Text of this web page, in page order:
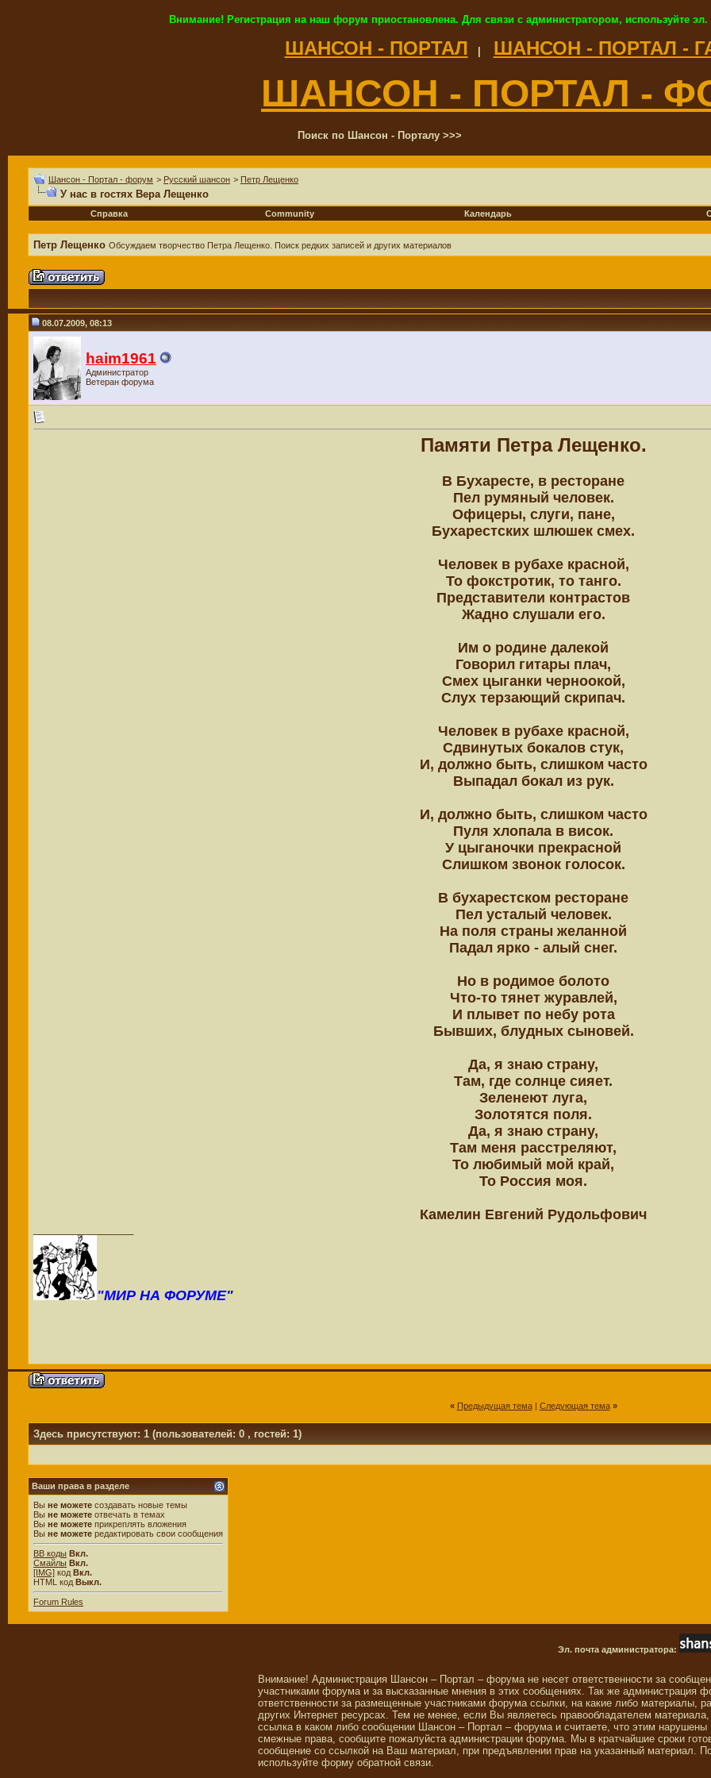
Внимание! Регистрация на наш форум приостановлена. Для связи с администратором, используйте эл.
ШАНСОН - ПОРТАЛ ШАНСОН - ПОРТАЛ -
ШАНСОН - ПОРТАЛ -
Поиск по Шансон - Порталу >>>
Шансон - Портал - форум > Русский шансон > Петр Лещенко
У нас в гостях Вера Лещенко
Справка
Community Календарь
Петр Лещенко Обсуждаем творчество Петра Лещенко. Поиск редких записей и других материалов
08.07.2009, 08:13
haim1961
Администратор
Ветеран форума
Памяти Петра Лещенко.
В Бухаресте, в ресторане
Пел румяный человек.
Офицеры, слуги, пане,
Бухарестских шлюшек смех.
Человек в рубахе красной,
То фокстротик, то танго.
Представители контрастов
Жадно слушали его.
Им о родине далекой
Говорил гитары плач,
Смех цыганки черноокой,
Слух терзающий скрипач.
Человек в рубахе красной,
Сдвинутых бокалов стук,
И, должно быть, слишком часто
Выпадал бокал из рук.
И, должно быть, слишком часто
Пуля хлопала в висок.
У цыганочки прекрасной
Слишком звонок голосок.
В бухарестском ресторане
Пел усталый человек.
На поля страны желанной
Падал ярко - алый снег.
Но в родимое болото
Что-то тянет журавлей,
И плывет по небу рота
Бывших, блудных сыновей.
Да, я знаю страну,
Там, где солнце сияет.
Зеленеют луга,
Золотятся поля.
Да, я знаю страну,
Там меня расстреляют,
То любимый мой край,
То Россия моя.
Камелин Евгений Рудольфович
"МИР НА ФОРУМЕ"
« Предыдущая тема| Следующая тема »
Здесь присутствуют: 1 (пользователей: 0 , гостей: 1)
Ваши права в разделе
Вы не можете создавать новые темы
Вы не можете отвечать в темах
Вы не можете прикреплять вложения
Вы не можете редактировать свои сообщения
BB коды Вкл.
Смайлы Вкл.
[IMG] код Вкл.
HTML код Выкл.
Forum Rules
Эл. почта администратора:
Внимание! Администрация Шансон – Портал – форума не несет ответственности за
участниками форума и за высказанные мнения в этих сообщениях. Так же администрация
ответственности за размещенные участниками форума ссылки, на какие либо материалы,
других Интернет ресурсах. Тем не менее, если Вы являетесь правообладателем материала,
ссылка в каком либо сообщении Шансон – Портал – форума и считаете, что этим нарушены
смежные права, сообщите пожалуйста администрации форума. Мы в кратчайшие сроки
сообщение со ссылкой на Ваш материал, при предъявлении прав на указанный материал.
используйте форму обратной связи.